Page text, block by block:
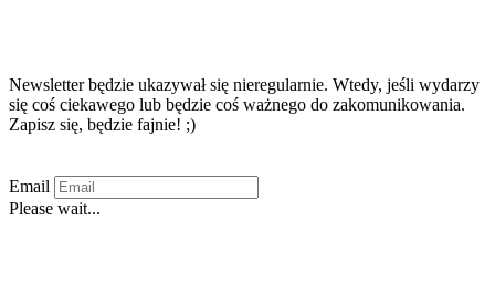
Newsletter będzie ukazywał się nieregularnie. Wtedy, jeśli wydarzy
się coś ciekawego lub będzie coś ważnego do zakomunikowania.
Zapisz się, będzie fajnie! ;)
Email
Please wait...